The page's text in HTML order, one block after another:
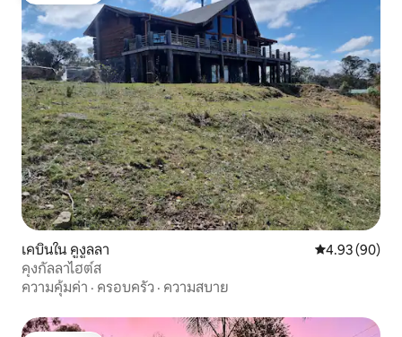
เคบินใน คูงูลลา คะแนนเฉลี่ย
4.93 (90)
คุงกัลลาไฮต์ส
ความคุ้มค่า · ครอบครัว · ความสบาย